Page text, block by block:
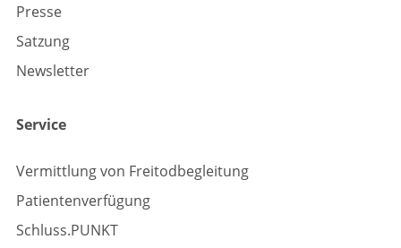
Presse
Satzung
Newsletter
Service
Vermittlung von Freitodbegleitung
Patientenverfügung
Schluss.PUNKT